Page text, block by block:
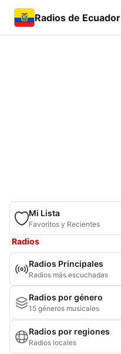
Radios de Ecuador
Mi Lista
Favoritos y Recientes
Radios
Radios Principales
Radios más escuchadas
Radios por género
15 géneros musicales
Radios por regiones
Radios locales